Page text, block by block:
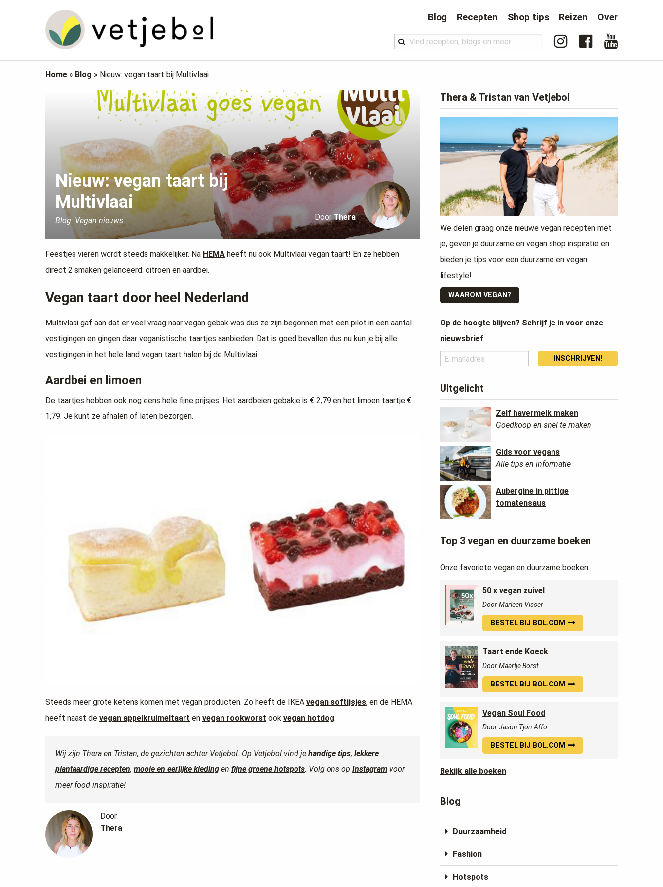
Blog Recepten Shop tips Reizen Over
Home » Blog » Nieuw: vegan taart bij Multivlaai
DoorThera
Nieuw: vegan taart bij
Multivlaai
Blog: Vegan nieuws
Feestjes vieren wordt steeds makkelijker. Na HEMA heeft nu ook Multivlaai vegan taart! En ze hebben
direct 2 smaken gelanceerd: citroen en aardbei.
Vegan taart door heel Nederland
Multivlaai gaf aan dat er veel vraag naar vegan gebak was dus ze zijn begonnen met een pilot in een aantal
vestigingen en gingen daar veganistische taartjes aanbieden. Dat is goed bevallen dus nu kun je bij alle
vestigingen in het hele land vegan taart halen bij de Multivlaai.
Aardbei en limoen
De taartjes hebben ook nog eens hele fijne prijsjes. Het aardbeien gebakje is € 2,79 en het limoen taartje €
1,79. Je kunt ze afhalen of laten bezorgen.
Steeds meer grote ketens komen met vegan producten. Zo heeft de IKEA vegan softijsjes, en de HEMA
heeft naast de vegan appelkruimeltaart en vegan rookworst ook vegan hotdog.
Wij zijn Thera en Tristan, de gezichten achter Vetjebol. Op Vetjebol vind je handige tips, lekkere
plantaardige recepten, mooie en eerlijke kleding en fijne groene hotspots. Volg ons op Instagram voor
meer food inspiratie!
Door
Thera
Thera & Tristan van Vetjebol
We delen graag onze nieuwe vegan recepten met
je, geven je duurzame en vegan shop inspiratie en
bieden je tips voor een duurzame en vegan
lifestyle!
WAAROM VEGAN?
Op de hoogte blijven? Schrijf je in voor onze
nieuwsbrief
INSCHRIJVEN!
Uitgelicht
Zelf havermelk maken
Goedkoop en snel te maken
Gids voor vegans
Alle tips en informatie
Aubergine in pittige
tomatensaus
Top 3 vegan en duurzame boeken
Onze favoriete vegan en duurzame boeken.
50 x vegan zuivel
Door Marleen Visser
BESTEL BIJ BOL.COM
Taart ende Koeck
Door Maartje Borst
BESTEL BIJ BOL.COM
Vegan Soul Food
Door Jason Tjon Affo
BESTEL BIJ BOL.COM
Bekijk alle boeken
Blog
Duurzaamheid
Fashion
Hotspots